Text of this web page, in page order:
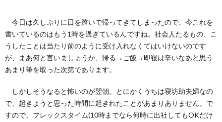
に
つ
い
て
今日は久しぶりに日を跨いで帰ってきてしまったので、今これを
書いているのはもう1時を過ぎているんですね。社会人たるもの、こ
うしたことは当たり前のように受け入れなくてはいけないのです
が、まあ何と言いましょうか、帰る→ご飯→即寝は辛いなあと思う
あまり筆を取った次第であります。
しかしそうなると怖いのが翌朝。とにかくうちは寝坊助夫婦なの
で、起きようと思った時間に起きれたことがあまりありません。で
すので、フレックスタイム(10時までなら何時に出社してもOKだけ